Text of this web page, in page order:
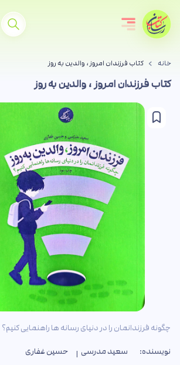
خانه کتاب فرزندان امروز ، والدین به روز
کتاب فرزندان امروز ، والدین به روز
چگونه فرزندانمان را در دنیای رسانه ها راهنمایی کنیم؟
نویسنده: سعید مدرسی
حسین غفاری